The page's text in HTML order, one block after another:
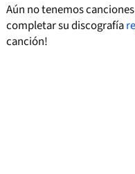
Aún no tenemos
completar su discografía
canción!